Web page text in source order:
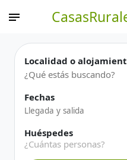
Localidad o
Fechas
Huéspedes
¿Cuántas personas?